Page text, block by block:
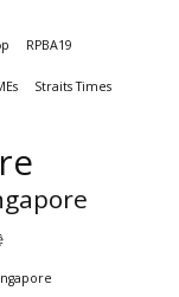
RPBA19
Straits Times